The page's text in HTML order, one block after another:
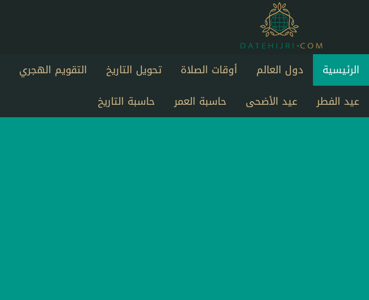
الرئيسية دول العالم أوقات الصلاة تحويل التاريخ التقويم الهجري
عيد الفطر
عيد الأضحى حاسبة العمر حاسبة التاريخ